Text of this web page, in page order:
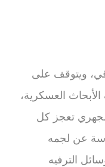
ويتوقف على
العسكرية،
تعجز كل
عن لجمه
الترفيه